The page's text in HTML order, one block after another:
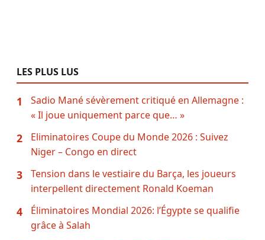
LES PLUS LUS
1
Sadio Mané sévèrement critiqué en Allemagne :
« Il joue uniquement parce que… »
2
Eliminatoires Coupe du Monde 2026 : Suivez
Niger – Congo en direct
3
Tension dans le vestiaire du Barça, les joueurs
interpellent directement Ronald Koeman
4
Éliminatoires Mondial 2026: l’Égypte se qualifie
grâce à Salah